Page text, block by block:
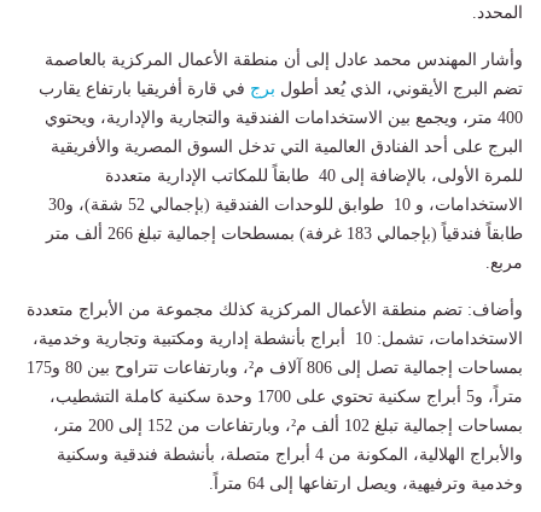
المحدد.
وأشار المهندس محمد عادل إلى أن منطقة الأعمال المركزية بالعاصمة
تضم البرج الأيقوني، الذي يُعد أطول برج في قارة أفريقيا بارتفاع يقارب
400 متر، ويجمع بين الاستخدامات الفندقية والتجارية والإدارية، ويحتوي
البرج على أحد الفنادق العالمية التي تدخل السوق المصرية والأفريقية
للمرة الأولى، بالإضافة إلى 40 طابقاً للمكاتب الإدارية متعددة
طابقاً فندقياً (بإجمالي 183 غرفة) بمسطحات إجمالية تبلغ 266 ألف متر
مربع.
وأضاف: تضم منطقة الأعمال المركزية كذلك مجموعة من الأبراج متعددة
الاستخدامات، تشمل: 10 أبراج بأنشطة إدارية ومكتبية وتجارية وخدمية،
بمساحات إجمالية تصل إلى 806 آلاف م²، وبارتفاعات تتراوح بين 80 و175
متراً، و5 أبراج سكنية تحتوي على 1700 وحدة سكنية كاملة التشطيب،
بمساحات إجمالية تبلغ 102 ألف م²، وبارتفاعات من 152 إلى 200 متر،
والأبراج الهلالية، المكونة من 4 أبراج متصلة، بأنشطة فندقية وسكنية
وخدمية وترفيهية، ويصل ارتفاعها إلى 64 متراً.